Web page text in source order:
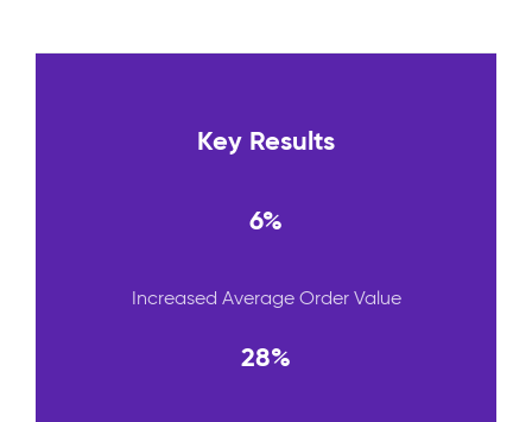
Key Results
6%
Increased Average Order Value
28%